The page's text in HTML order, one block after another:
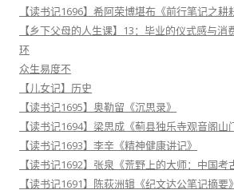
【读书记1696】希阿荣博堪布《前行笔记之耕
【乡下父母的人生课】13：毕业的仪式感与
环
众生易度不
【儿女记】历史
【读书记1695】奥勒留《沉思录》
【读书记1694】梁思成《蓟县独乐寺观音阁山
【读书记1693】李辛《精神健康讲记》
【读书记1692】张泉《荒野上的大师：中国考
【读书记1691】陈荻洲辑《纪文达公笔记摘要》